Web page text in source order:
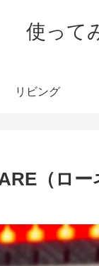
使って
リビング
（ロー